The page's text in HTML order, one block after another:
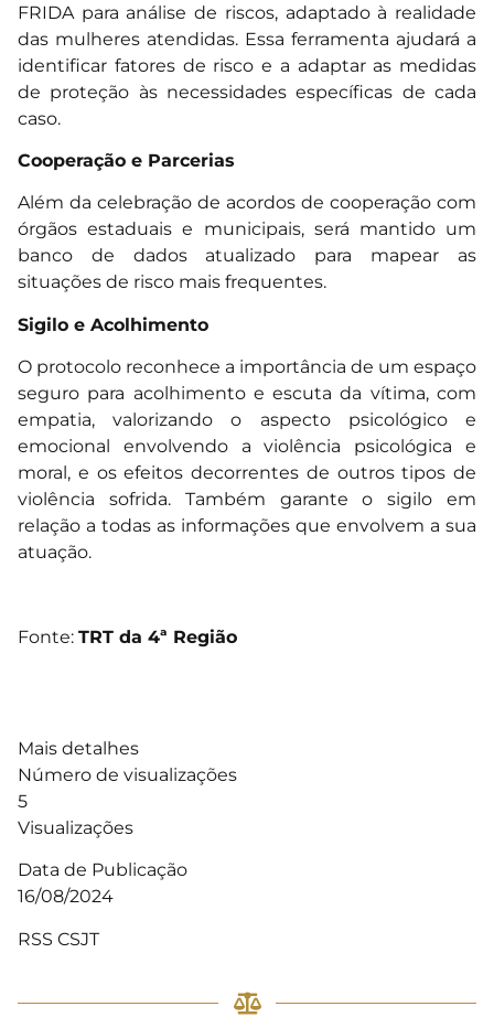
FRIDA para análise de riscos, adaptado à realidade
das mulheres atendidas. Essa ferramenta ajudará a
identificar fatores de risco e a adaptar as medidas
de proteção às necessidades específicas de cada
caso.
Cooperação e Parcerias
Além da celebração de acordos de cooperação com
órgãos estaduais e municipais, será mantido um
banco de dados atualizado para mapear as
situações de risco mais frequentes.
Sigilo e Acolhimento
O protocolo reconhece a importância de um espaço
seguro para acolhimento e escuta da vítima, com
empatia, valorizando o aspecto psicológico e
emocional envolvendo a violência psicológica e
moral, e os efeitos decorrentes de outros tipos de
violência sofrida. Também garante o sigilo em
relação a todas as informações que envolvem a sua
atuação.
Fonte: TRT da 4ª Região
Mais detalhes
Número de visualizações
5
Visualizações
Data de Publicação
16/08/2024
RSS CSJT